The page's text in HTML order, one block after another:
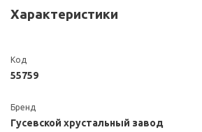
Характеристики
Код
55759
Бренд
Гусевской хрустальный завод